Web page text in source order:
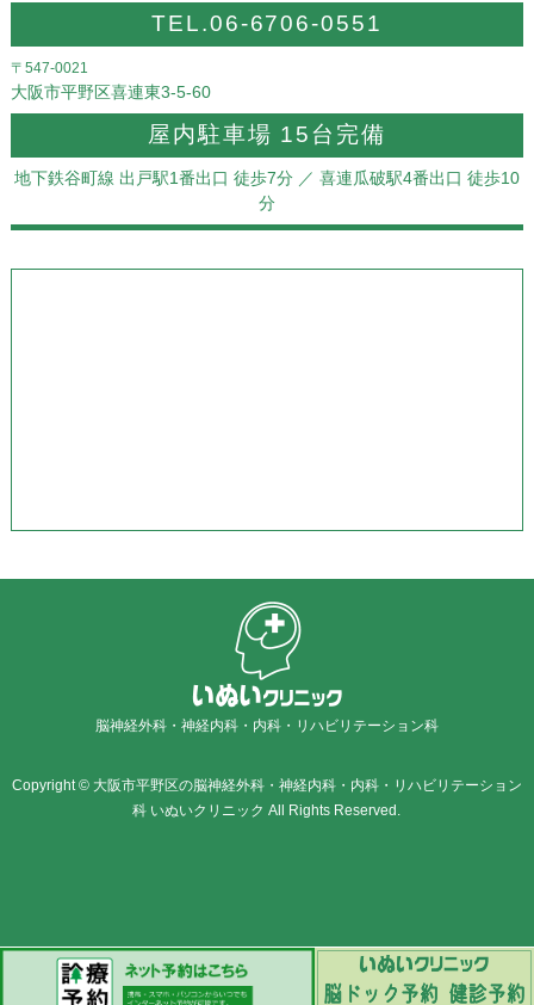
TEL.06-6706-0551
〒547-0021
大阪市平野区喜連東3-5-60
屋内駐車場 15台完備
地下鉄谷町線 出戸駅1番出口 徒歩7分 ／ 喜連瓜破駅4番出口 徒歩10
分
脳神経外科・神経内科・内科・リハビリテーション科
Copyright © 大阪市平野区の脳神経外科・神経内科・内科・リハビリテーション
科 いぬいクリニック All Rights Reserved.